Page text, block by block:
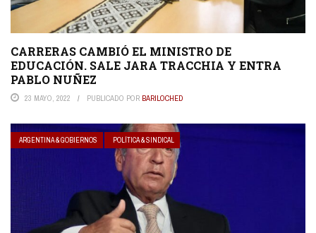
CARRERAS CAMBIÓ EL MINISTRO DE
EDUCACIÓN. SALE JARA TRACCHIA Y ENTRA
PABLO NUÑEZ
23 MAYO, 2022 PUBLICADO POR BARILOCHED
ARGENTINA & GOBIERNOS POLÍTICA & SINDICAL